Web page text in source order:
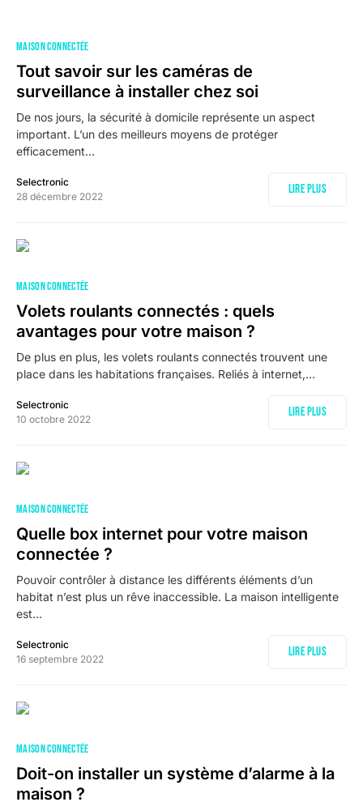
MAISON CONNECTÉE
Tout savoir sur les caméras de
surveillance à installer chez soi
De nos jours, la sécurité à domicile représente un aspect
important. L’un des meilleurs moyens de protéger
efficacement…
Selectronic
28 décembre 2022
Lire plus
MAISON CONNECTÉE
Volets roulants connectés : quels
avantages pour votre maison ?
De plus en plus, les volets roulants connectés trouvent une
place dans les habitations françaises. Reliés à internet,…
Selectronic
10 octobre 2022
Lire plus
MAISON CONNECTÉE
Quelle box internet pour votre maison
connectée ?
Pouvoir contrôler à distance les différents éléments d’un
habitat n’est plus un rêve inaccessible. La maison intelligente
est…
Selectronic
16 septembre 2022
Lire plus
MAISON CONNECTÉE
Doit-on installer un système d’alarme à la
maison ?